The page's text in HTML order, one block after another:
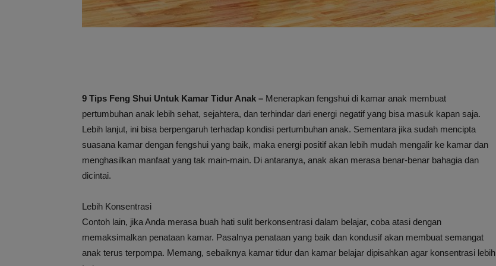
9 Tips Feng Shui Untuk Kamar Tidur Anak – Menerapkan fengshui di kamar anak membuat
pertumbuhan anak lebih sehat, sejahtera, dan terhindar dari energi negatif yang bisa masuk kapan saja.
Lebih lanjut, ini bisa berpengaruh terhadap kondisi pertumbuhan anak. Sementara jika sudah mencipta
suasana kamar dengan fengshui yang baik, maka energi positif akan lebih mudah mengalir ke kamar dan
menghasilkan manfaat yang tak main-main. Di antaranya, anak akan merasa benar-benar bahagia dan
dicintai.
Lebih Konsentrasi
Contoh lain, jika Anda merasa buah hati sulit berkonsentrasi dalam belajar, coba atasi dengan
memaksimalkan penataan kamar. Pasalnya penataan yang baik dan kondusif akan membuat semangat
anak terus terpompa. Memang, sebaiknya kamar tidur dan kamar belajar dipisahkan agar konsentrasi lebih